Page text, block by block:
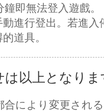
即無法登入遊戲。
進行登出。若進入
道具。
は以上となりま
により変更され